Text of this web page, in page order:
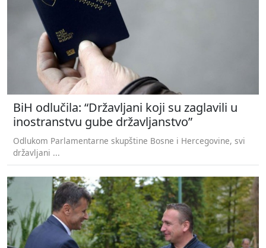
BiH odlučila: “Državljani koji su zaglavili u
inostranstvu gube državljanstvo”
Odlukom Parlamentarne skupštine Bosne i Hercegovine, svi
državljani ...